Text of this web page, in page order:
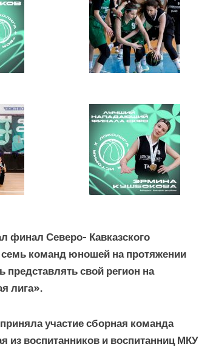
финал Северо- Кавказского
команд юношей на протяжении
свой регион на
лига».
участие сборная команда
из воспитанников и воспитанниц МКУ